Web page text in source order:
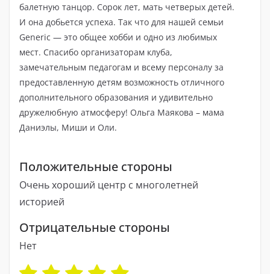
балетную танцор. Сорок лет, мать четверых детей.
И она добьется успеха. Так что для нашей семьи
Generic — это общее хобби и одно из любимых
мест. Спасибо организаторам клуба,
замечательным педагогам и всему персоналу за
предоставленную детям возможность отличного
дополнительного образования и удивительно
дружелюбную атмосферу! Ольга Маякова – мама
Даниэлы, Миши и Оли.
Положительные стороны
Очень хороший центр с многолетней
историей
Отрицательные стороны
Нет